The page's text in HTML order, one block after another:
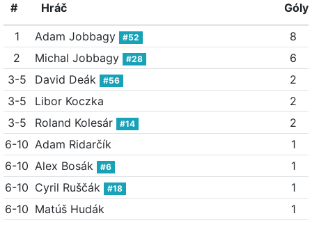
# Hráč Góly
1 Adam Jobbagy #52
8
2
Michal Jobbagy #28
6
3-5
David Deák #56
2
3-5
Libor Koczka
2
3-5
Roland Kolesár #14
2
6-10 Adam Ridarčík
1
6-10 Alex Bosák #6
1
6-10 Cyril Ruščák #18
1
6-10 Matúš Hudák
1